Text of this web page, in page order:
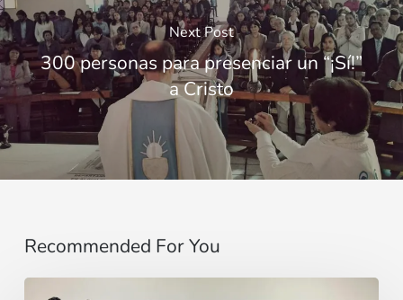
Next Post
300 personas para presenciar un “¡Sí!”
a Cristo
Recommended For You